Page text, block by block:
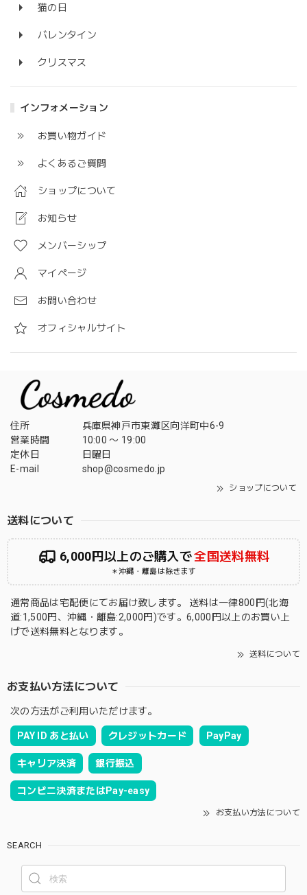
猫の日
バレンタイン
クリスマス
インフォメーション
お買い物ガイド
よくあるご質問
ショップについて
お知らせ
メンバーシップ
マイページ
お問い合わせ
オフィシャルサイト
住所
兵庫県神戸市東灘区向洋町中6-9
営業時間
10:00 〜 19:00
定休日
日曜日
E-mail
shop@cosmedo.jp
ショップについて
送料について
6,000円以上のご購入で全国送料無料
＊沖縄・離島は除きます
通常商品は宅配便にてお届け致します。 送料は一律800円(北海
道:1,500円、沖縄・離島:2,000円)です。6,000円以上のお買い上
げで送料無料となります。
送料について
お支払い方法について
次の方法がご利用いただけます。
PAY ID あと払い クレジットカード PayPay
キャリア決済 銀行振込
コンビニ決済またはPay-easy
お支払い方法について
SEARCH